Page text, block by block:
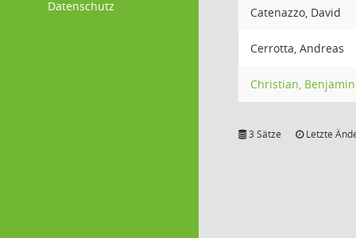
Datenschutz Catenazzo, David
Cerrotta, Andreas
Christian, Benjamin
3 Sätze Letzte